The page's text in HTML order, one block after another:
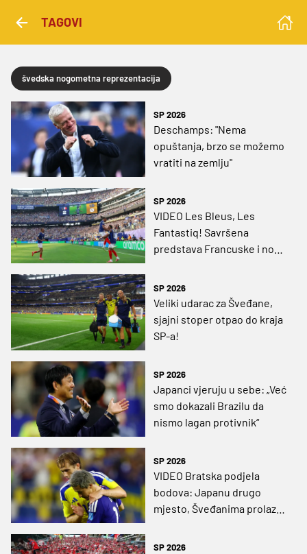
TAGOVI
švedska nogometna reprezentacija
SP 2026
Deschamps: "Nema
opuštanja, brzo se možemo
vratiti na zemlju"
SP 2026
VIDEO Les Bleus, Les
Fantastiq! Savršena
predstava Francuske i nova
prvenstva!
SP 2026
Veliki udarac za Šveđane,
sjajni stoper otpao do kraja
SP-a!
SP 2026
Japanci vjeruju u sebe: „Već
smo dokazali Brazilu da
nismo lagan protivnik“
SP 2026
VIDEO Bratska podjela
bodova: Japanu drugo
mjesto, Šveđanima prolaz
SP 2026